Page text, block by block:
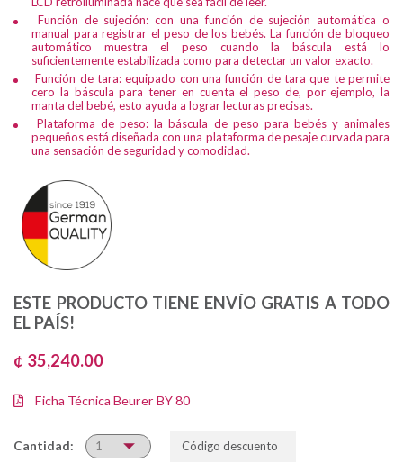
Función de sujeción: con una función de sujeción automática o
manual para registrar el peso de los bebés. La función de bloqueo
automático muestra el peso cuando la báscula está lo
suficientemente estabilizada como para detectar un valor exacto.
Función de tara: equipado con una función de tara que te permite
cero la báscula para tener en cuenta el peso de, por ejemplo, la
manta del bebé, esto ayuda a lograr lecturas precisas.
Plataforma de peso: la báscula de peso para bebés y animales
pequeños está diseñada con una plataforma de pesaje curvada para
una sensación de seguridad y comodidad.
ESTE PRODUCTO TIENE ENVÍO GRATIS A TODO
EL PAÍS!
¢ 35,240.00
Ficha Técnica Beurer BY 80
Cantidad: